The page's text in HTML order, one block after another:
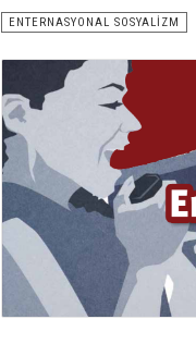
ENTERNASYONAL SOSYALİZM